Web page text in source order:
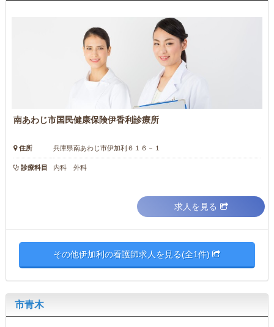
南あわじ市国民健康保険伊香利診療所
住所 兵庫県南あわじ市伊加利６１６－１
診療科目 内科 外科
求人を見る
その他伊加利の看護師求人を見る(全1件)
市青木